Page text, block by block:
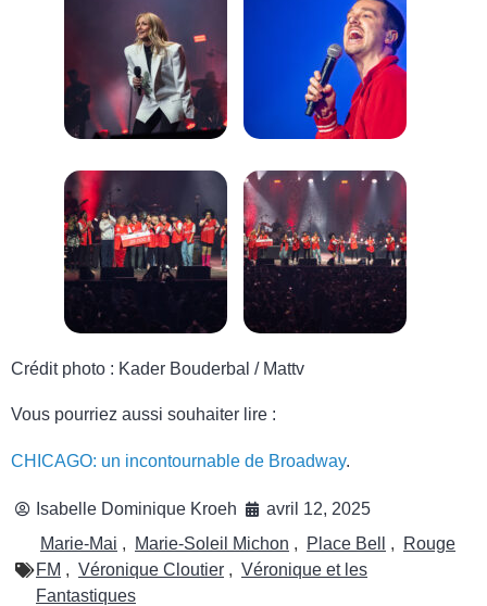
Crédit photo : Kader Bouderbal / Mattv
Vous pourriez aussi souhaiter lire :
CHICAGO: un incontournable de Broadway.
Isabelle Dominique Kroeh
avril 12, 2025
Marie-Mai , Marie-Soleil Michon , Place Bell ,
Rouge
FM , Véronique Cloutier , Véronique et les
Fantastiques